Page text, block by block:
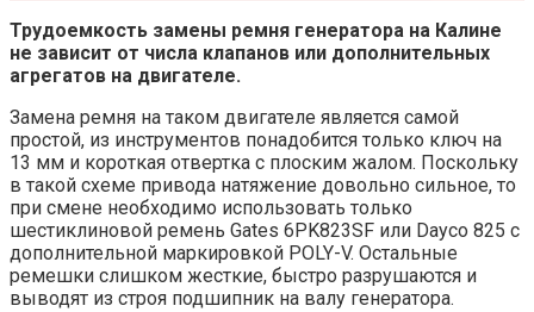
Трудоемкость замены ремня генератора на Калине
не зависит от числа клапанов или дополнительных
агрегатов на двигателе.
Замена ремня на таком двигателе является самой
простой, из инструментов понадобится только ключ на
13 мм и короткая отвертка с плоским жалом. Поскольку
в такой схеме привода натяжение довольно сильное, то
при смене необходимо использовать только
шестиклиновой ремень Gates 6PK823SF или Dayco 825 с
дополнительной маркировкой POLY-V. Остальные
ремешки слишком жесткие, быстро разрушаются и
выводят из строя подшипник на валу генератора.